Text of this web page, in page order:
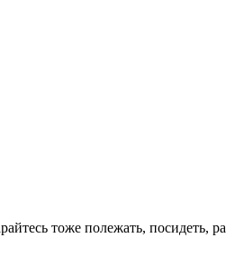
тоже полежать, посидеть,